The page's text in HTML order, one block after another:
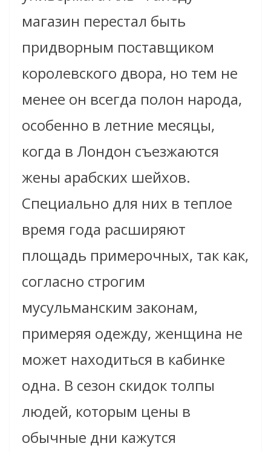
магазин перестал быть
придворным поставщиком
королевского двора, но тем не
менее он всегда полон народа,
особенно в летние месяцы,
когда в Лондон съезжаются
жены арабских шейхов.
Специально для них в теплое
время года расширяют
площадь примерочных, так как,
согласно строгим
мусульманским законам,
примеряя одежду, женщина не
может находиться в кабинке
одна. В сезон скидок толпы
людей, которым цены в
обычные дни кажутся